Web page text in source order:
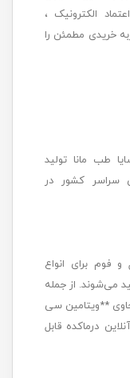
الکترونیک ،
خریدی مطمئن را
طب مانا تولید
سراسر کشور در
فوم برای انواع
می‌شوند. از جمله
**ویتامین سی
درماکده قابل